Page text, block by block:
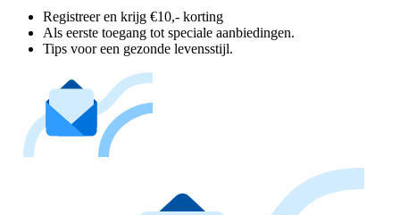
Registreer en krijg €10,- korting
Als eerste toegang tot speciale aanbiedingen.
Tips voor een gezonde levensstijl.